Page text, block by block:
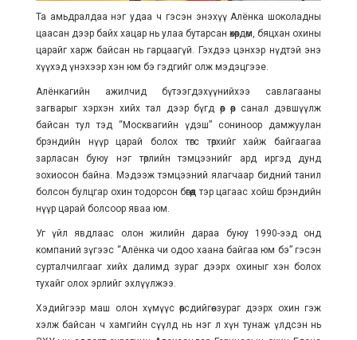
Та амьдралдаа нэг удаа ч гэсэн энэхүү Алёнка шоколадны
цаасан дээр байх хацар нь улаа бутарсан өхөөрдөм, бяцхан охины
царайг харж байсан нь гарцаагүй. Гэхдээ цэнхэр нүдтэй энэ
хүүхэд үнэхээр хэн юм бэ гэдгийг олж мэдэцгээе.
Алёнкагийн ажилчид бүтээгдэхүүнийхээ савлагааны
загварыг хэрхэн хийх тал дээр бүгд өөр өөр санал дэвшүүлж
байсан тул тэд “Москвагийн үдэш” сониноор дамжуулан
брэндийн нүүр царай болох төгс төрхийг хайж байгаагаа
зарласан буюу нэг төрлийн тэмцээнийг ард иргэд дунд
зохиосон байна. Мэдээж тэмцээний ялагчаар бидний танил
болсон булцгар охин тодорсон бөгөөд тэр цагаас хойш брэндийн
нүүр царай болсоор яваа юм.
Уг үйл явдлаас олон жилийн дараа буюу 1990-ээд онд
компаний зүгээс “Алёнка чи одоо хаана байгаа юм бэ” гэсэн
сурталчилгааг хийх далимд зураг дээрх охиныг хэн болох
тухайг олох эрлийг эхлүүлжээ.
Хэдийгээр маш олон хүмүүс өөрсдийгөө зураг дээрх охин гэж
хэлж байсан ч хамгийн сүүлд нь нэг л хүн тунаж үлдсэн нь